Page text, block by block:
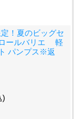
！夏のビッグセ
ールバリエ 軽
パンプス※返
)